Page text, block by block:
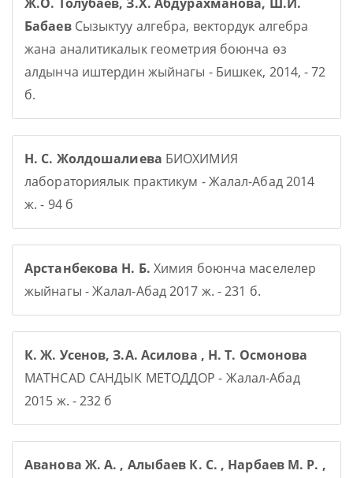
БабаевСызыктуу алгебра, вектордук алгебра
жана аналитикалык геометрия боюнча өз
алдынча иштердин жыйнагы - Бишкек, 2014, - 72
б.
Н. С. Жолдошалиева БИОХИМИЯ
лабораториялык практикум - Жалал-Абад 2014
ж. - 94 б
Арстанбекова Н. Б. Химия боюнча маселелер
жыйнагы - Жалал-Абад 2017 ж. - 231 б.
К. Ж. Усенов, З.А. Асилова , Н. Т. Осмонова
MATHCAD САНДЫК МЕТОДДОР - Жалал-Абад
2015 ж. - 232 б
Аванова Ж. А. , Алыбаев К. С. , Нарбаев М. Р. ,